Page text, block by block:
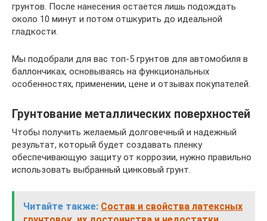
грунтов. После нанесения остается лишь подождать
около 10 минут и потом отшкурить до идеальной
гладкости.
Мы подобрали для вас топ-5 грунтов для автомобиля в
баллончиках, основываясь на функциональных
особенностях, применении, цене и отзывах покупателей.
Грунтование металлических поверхностей
Чтобы получить желаемый долговечный и надежный
результат, который будет создавать пленку
обеспечивающую защиту от коррозии, нужно правильно
использовать выбранный цинковый грунт.
Читайте также: Состав и свойства латексных